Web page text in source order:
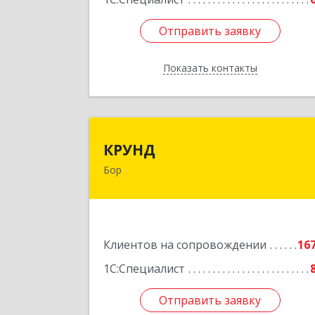
Отправить заявку
Показать контакты
Отправить заявку
Назад
КРУНД
Бор
Клиентов на сопровождении
1С:Специалист
Отправить заявку
Отправить заявку